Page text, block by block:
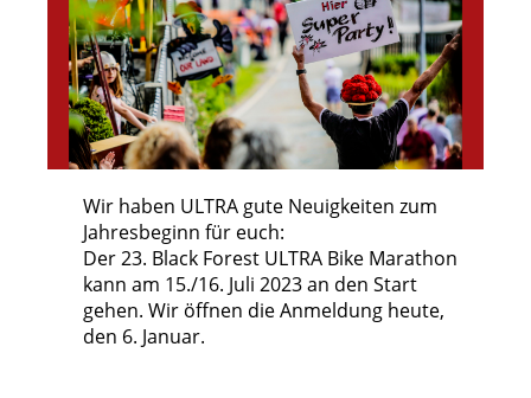
Wir haben ULTRA gute Neuigkeiten zum
Jahresbeginn für euch:
Der 23. Black Forest ULTRA Bike Marathon
kann am 15./16. Juli 2023 an den Start
gehen. Wir öffnen die Anmeldung heute,
den 6. Januar.